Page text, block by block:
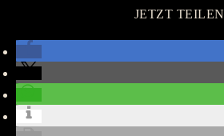
JETZT TEILEN